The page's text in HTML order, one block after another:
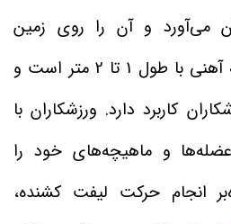
می‌آورد و آن را روی زمین
می‌گذارد. هالتر یک میله آهنی با طول 1 تا 2 متر است و
کاربرد دارد. ورزشکاران با
و ماهیچه‌های خود را
انجام حرکت لیفت کشنده،